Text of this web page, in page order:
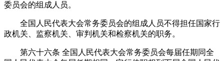
委员会的组成人员。
全国人民代表大会常务委员会的组成人员不得担任国家行
政机关、监察机关、审判机关和检察机关的职务。
第六十六条 全国人民代表大会常务委员会每届任期同全